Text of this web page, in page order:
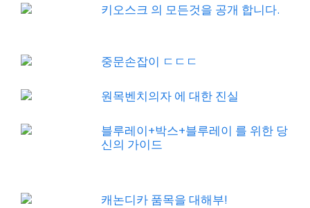
키오스크 의 모든것을 공개 합니다.
중문손잡이 ㄷㄷㄷ
원목벤치의자 에 대한 진실
블루레이+박스+블루레이 를 위한 당
신의 가이드
캐논디카 품목을 대해부!